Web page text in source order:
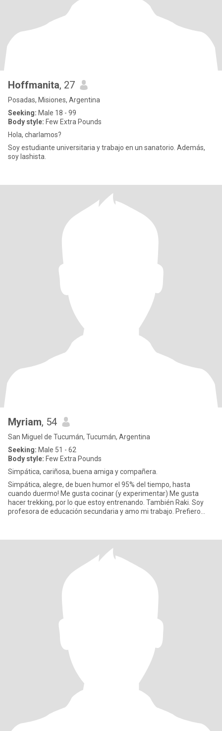
Hoffmanita, 27
Posadas, Misiones, Argentina
Seeking: Male 18 - 99
Body style: Few Extra Pounds
Hola, charlamos?
Soy estudiante universitaria y trabajo en un sanatorio. Además,
soy lashista.
Myriam, 54
San Miguel de Tucumán, Tucumán, Argentina
Seeking: Male 51 - 62
Body style: Few Extra Pounds
Simpática, cariñosa, buena amiga y compañera.
Simpática, alegre, de buen humor el 95% del tiempo, hasta
cuando duermo! Me gusta cocinar (y experimentar) Me gusta
hacer trekking, por lo que estoy entrenando. También Raki. Soy
profesora de educación secundaria y amo mi trabajo. Prefiero